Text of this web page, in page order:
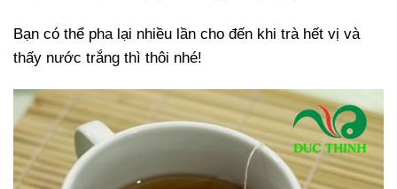
Bạn có thể pha lại nhiều lần cho đến khi trà hết vị và
thấy nước trắng thì thôi nhé!